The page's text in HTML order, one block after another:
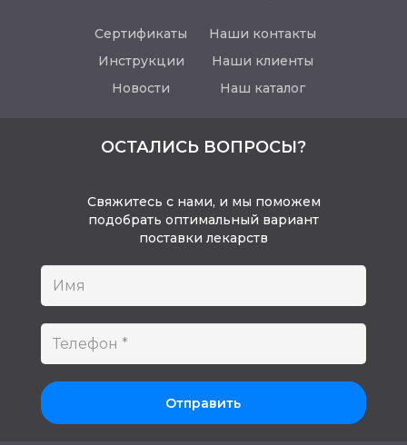
Сертификаты
Инструкции
Новости
Наши контакты
Наши клиенты
Наш каталог
ОСТАЛИСЬ ВОПРОСЫ?
Свяжитесь с нами, и мы поможем
подобрать оптимальный вариант
поставки лекарств
Отправить